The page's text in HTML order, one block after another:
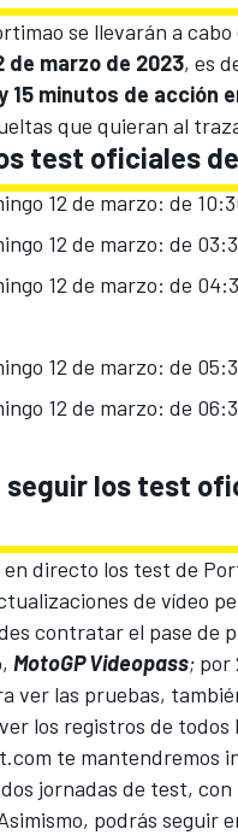
se llevarán a
de marzo de 2023, es
15 minutos de acción
que quieran al
test oficiales
12 de marzo: de
12 de marzo: de
12 de marzo: de
12 de marzo: de
12 de marzo: de
seguir los test
directo los test de
de vídeo
contratar el pase de
MotoGP Videopass; por
ver las pruebas,
los registros de todos
te mantendremos
jornadas de test,
podrás seguir